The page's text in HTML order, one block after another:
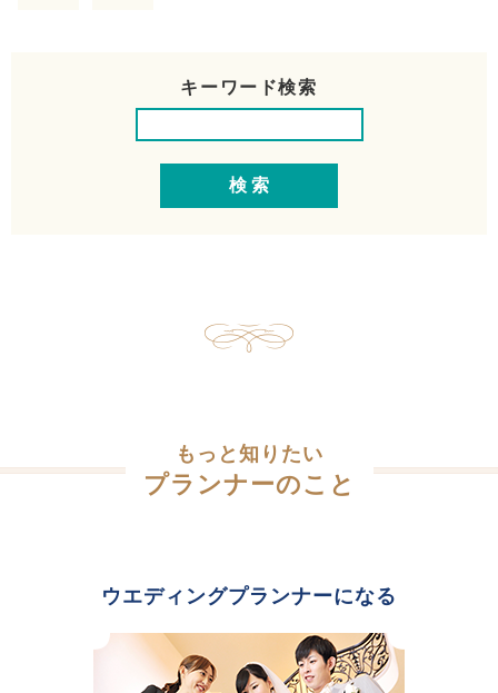
キーワード検索
もっと知りたい
プランナーのこと
ウエディングプランナーになる